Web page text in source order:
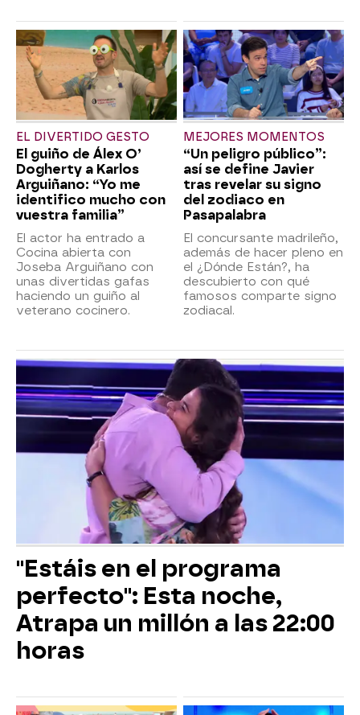
EL DIVERTIDO GESTO
El guiño de Álex O’
Dogherty a Karlos
Arguiñano: “Yo me
identifico mucho con
vuestra familia”
El actor ha entrado a
Cocina abierta con
Joseba Arguiñano con
unas divertidas gafas
haciendo un guiño al
veterano cocinero.
MEJORES MOMENTOS
“Un peligro público”:
así se define Javier
tras revelar su signo
del zodiaco en
Pasapalabra
El concursante madrileño,
además de hacer pleno en
el ¿Dónde Están?, ha
descubierto con qué
famosos comparte signo
zodiacal.
"Estáis en el programa
perfecto": Esta noche,
Atrapa un millón a las 22:00
horas